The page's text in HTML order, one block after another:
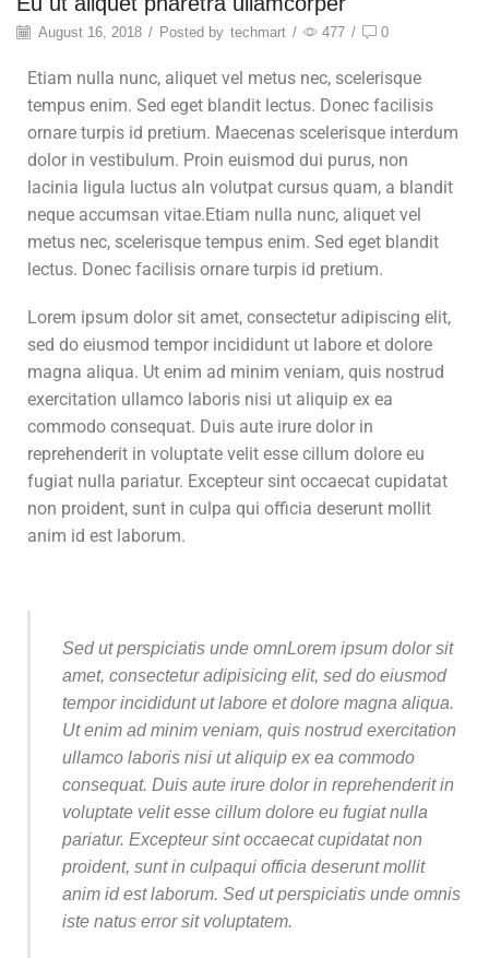
August 16, 2018 / Posted by techmart / 477 / 0
Etiam nulla nunc, aliquet vel metus nec, scelerisque
tempus enim. Sed eget blandit lectus. Donec facilisis
ornare turpis id pretium. Maecenas scelerisque interdum
dolor in vestibulum. Proin euismod dui purus, non
lacinia ligula luctus aIn volutpat cursus quam, a blandit
neque accumsan vitae.Etiam nulla nunc, aliquet vel
metus nec, scelerisque tempus enim. Sed eget blandit
lectus. Donec facilisis ornare turpis id pretium.
Lorem ipsum dolor sit amet, consectetur adipiscing elit,
sed do eiusmod tempor incididunt ut labore et dolore
magna aliqua. Ut enim ad minim veniam, quis nostrud
exercitation ullamco laboris nisi ut aliquip ex ea
commodo consequat. Duis aute irure dolor in
reprehenderit in voluptate velit esse cillum dolore eu
fugiat nulla pariatur. Excepteur sint occaecat cupidatat
non proident, sunt in culpa qui officia deserunt mollit
anim id est laborum.
Sed ut perspiciatis unde omnLorem ipsum dolor sit
amet, consectetur adipisicing elit, sed do eiusmod
tempor incididunt ut labore et dolore magna aliqua.
Ut enim ad minim veniam, quis nostrud exercitation
ullamco laboris nisi ut aliquip ex ea commodo
consequat. Duis aute irure dolor in reprehenderit in
voluptate velit esse cillum dolore eu fugiat nulla
pariatur. Excepteur sint occaecat cupidatat non
proident, sunt in culpaqui officia deserunt mollit
anim id est laborum. Sed ut perspiciatis unde omnis
iste natus error sit voluptatem.